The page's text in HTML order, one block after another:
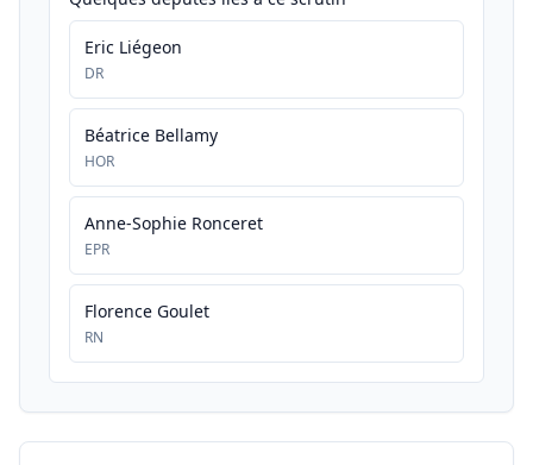
Eric Liégeon
DR
Béatrice Bellamy
HOR
Anne-Sophie Ronceret
EPR
Florence Goulet
RN